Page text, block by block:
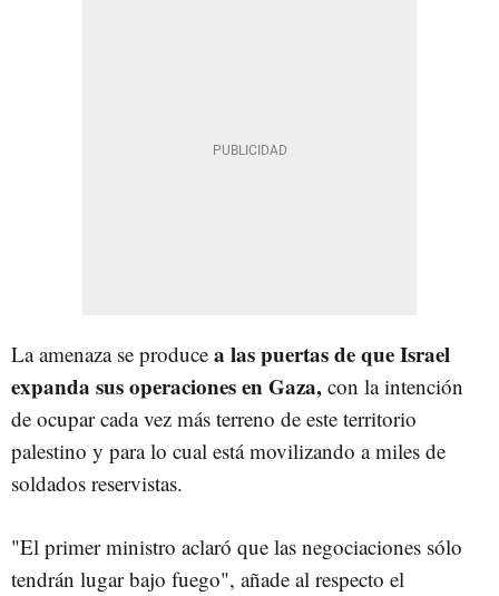
La amenaza se produce a las puertas de que Israel
expanda sus operaciones en Gaza, con la intención
de ocupar cada vez más terreno de este territorio
palestino y para lo cual está movilizando a miles de
soldados reservistas.
"El primer ministro aclaró que las negociaciones sólo
tendrán lugar bajo fuego", añade al respecto el